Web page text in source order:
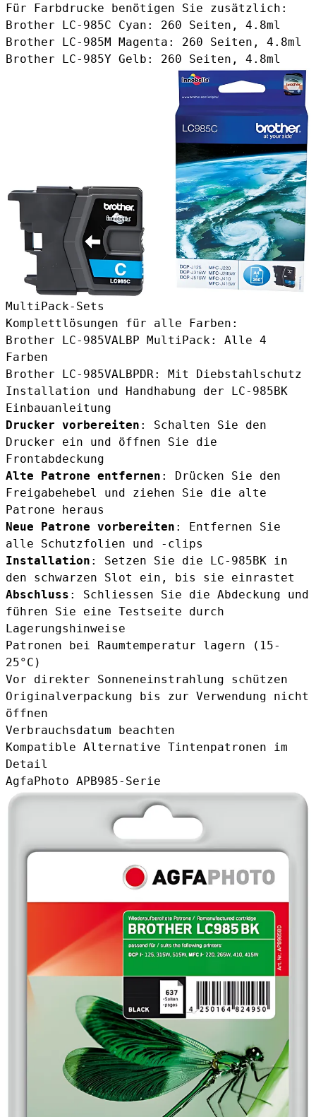
Für Farbdrucke benötigen Sie zusätzlich:
Brother LC-985C Cyan : 260 Seiten, 4.8ml
Brother LC-985M Magenta : 260 Seiten, 4.8ml
Brother LC-985Y Gelb : 260 Seiten, 4.8ml
MultiPack-Sets
Komplettlösungen für alle Farben:
Brother LC-985VALBP MultiPack: Alle 4
Farben
Brother LC-985VALBPDR: Mit Diebstahlschutz
Installation und Handhabung der LC-985BK
Einbauanleitung
Drucker vorbereiten : Schalten Sie den
Drucker ein und öffnen Sie die
Frontabdeckung
Alte Patrone entfernen : Drücken Sie den
Freigabehebel und ziehen Sie die alte
Patrone heraus
Neue Patrone vorbereiten : Entfernen Sie
alle Schutzfolien und -clips
Installation : Setzen Sie die LC-985BK in
den schwarzen Slot ein, bis sie einrastet
Abschluss : Schliessen Sie die Abdeckung und
führen Sie eine Testseite durch
Lagerungshinweise
Patronen bei Raumtemperatur lagern (15-
25°C)
Vor direkter Sonneneinstrahlung schützen
Originalverpackung bis zur Verwendung nicht
öffnen
Verbrauchsdatum beachten
Kompatible Alternative Tintenpatronen im
Detail
AgfaPhoto APB985-Serie